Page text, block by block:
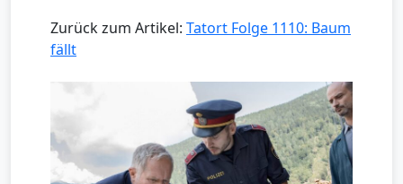
Zurück zum Artikel: Tatort Folge 1110: Baum
fällt